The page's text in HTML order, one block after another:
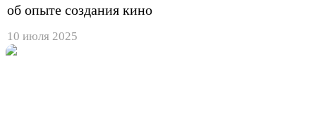
об опыте создания кино
10 июля 2025